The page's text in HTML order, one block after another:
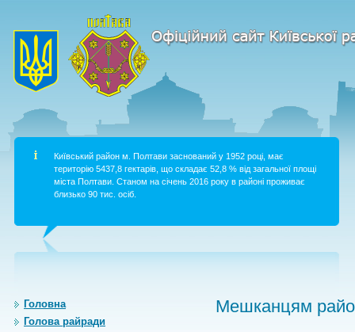
Київський район м. Полтави заснований у 1952 році, має
територію 5437,8 гектарів, що складає 52,8 % від загальної площі
міста Полтави. Станом на січень 2016 року в районі проживає
близько 90 тис. осіб.
Головна
Голова райради
Мешканцям